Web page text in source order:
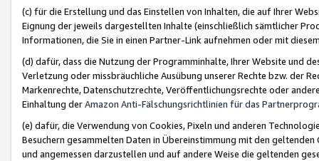
(c) für die Erstellung und das Einstellen von Inhalten, die auf Ihrer
Eignung der jeweils dargestellten Inhalte (einschließlich sämtlicher
Informationen, die Sie in einen Partner-Link aufnehmen oder mit
(d) dafür, dass die Nutzung der Programminhalte, Ihrer Website und
Verletzung oder missbräuchliche Ausübung unserer Rechte bzw. der
Markenrechte, Datenschutzrechte, Veröffentlichungsrechte oder
Einhaltung derAmazon Anti-Fälschungsrichtlinien für das
(e) dafür, die Verwendung von Cookies, Pixeln und anderen
Besuchern gesammelten Daten in Übereinstimmung mit den
und angemessen darzustellen und auf andere Weise die geltenden